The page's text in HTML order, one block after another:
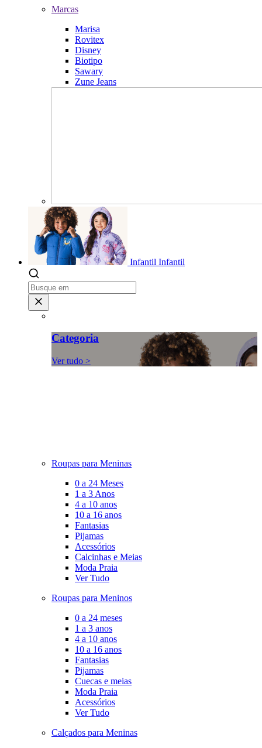
Marcas
Marisa
Rovitex
Disney
Biotipo
Sawary
Zune Jeans
Infantil Infantil
Categoria
Ver tudo >
Roupas para Meninas
0 a 24 Meses
1 a 3 Anos
4 a 10 anos
10 a 16 anos
Fantasias
Pijamas
Acessórios
Calcinhas e Meias
Moda Praia
Ver Tudo
Roupas para Meninos
0 a 24 meses
1 a 3 anos
4 a 10 anos
10 a 16 anos
Fantasias
Pijamas
Cuecas e meias
Moda Praia
Acessórios
Ver Tudo
Calçados para Meninas